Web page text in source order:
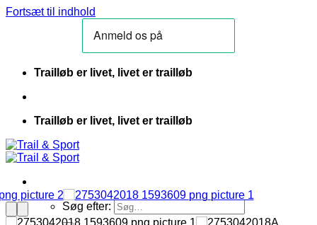
Fortsæt til indhold
Trailløb er livet, livet er trailløb
Trailløb er livet, livet er trailløb
Søg efter: